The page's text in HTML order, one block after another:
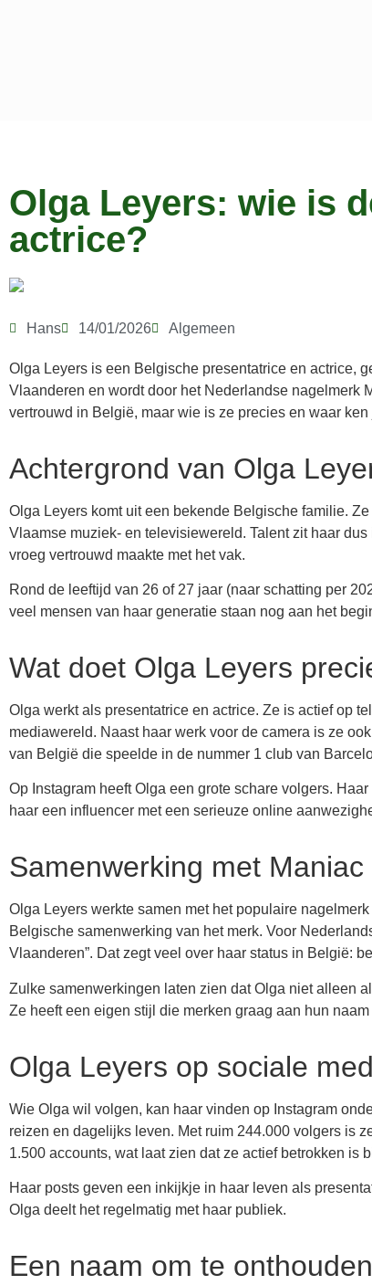
Olga Leyers: wie is
actrice?
Hans 14/01/2026 Algemeen
Olga Leyers is een Belgische presentatrice en actrice,
Vlaanderen en wordt door het Nederlandse nagelmerk
vertrouwd in België, maar wie is ze precies en waar
Achtergrond van Olga
Olga Leyers komt uit een bekende Belgische familie.
Vlaamse muziek- en televisiewereld. Talent zit haar
vroeg vertrouwd maakte met het vak.
Rond de leeftijd van 26 of 27 jaar (naar schatting per
veel mensen van haar generatie staan nog aan het
Wat doet Olga Leyers
Olga werkt als presentatrice en actrice. Ze is actief op
mediawereld. Naast haar werk voor de camera is ze
van België die speelde in de nummer 1 club van
Op Instagram heeft Olga een grote schare volgers.
haar een influencer met een serieuze online
Samenwerking met Maniac
Olga Leyers werkte samen met het populaire
Belgische samenwerking van het merk. Voor
Vlaanderen”. Dat zegt veel over haar status in België:
Zulke samenwerkingen laten zien dat Olga niet alleen
Ze heeft een eigen stijl die merken graag aan hun
Olga Leyers op sociale
Wie Olga wil volgen, kan haar vinden op Instagram
reizen en dagelijks leven. Met ruim 244.000 volgers is
1.500 accounts, wat laat zien dat ze actief betrokken is
Haar posts geven een inkijkje in haar leven als
Olga deelt het regelmatig met haar publiek.
Een naam om te onthouden